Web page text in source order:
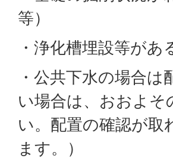
等）
・浄化槽埋設等が
・公共下水の場合
い場合は、おおよそ
い。配置の確認が取
ます。）